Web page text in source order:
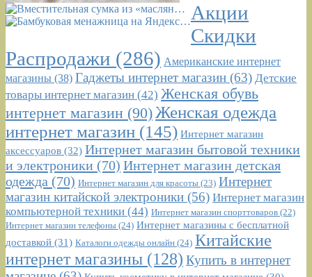
Акции
Скидки
Распродажи (286) Американские интернет
магазины (38) Гаджеты интернет магазин (63) Детские
товары интернет магазин (42) Женская обувь
интернет магазин (90)Женская одежда
интернет магазин (145) Интернет магазин
аксессуаров (32) Интернет магазин бытовой техники
и электроники (70) Интернет магазин детская
одежда (70) Интернет магазин для красоты (23) Интернет
магазин китайской электроники (56) Интернет магазин
компьютерной техники (44) Интернет магазин спорттоваров (22)
Интернет магазин телефоны (24) Интернет магазины с бесплатной
доставкой (31) Каталоги одежды онлайн (24) Китайские
интернет магазины (128) Купить в интернет